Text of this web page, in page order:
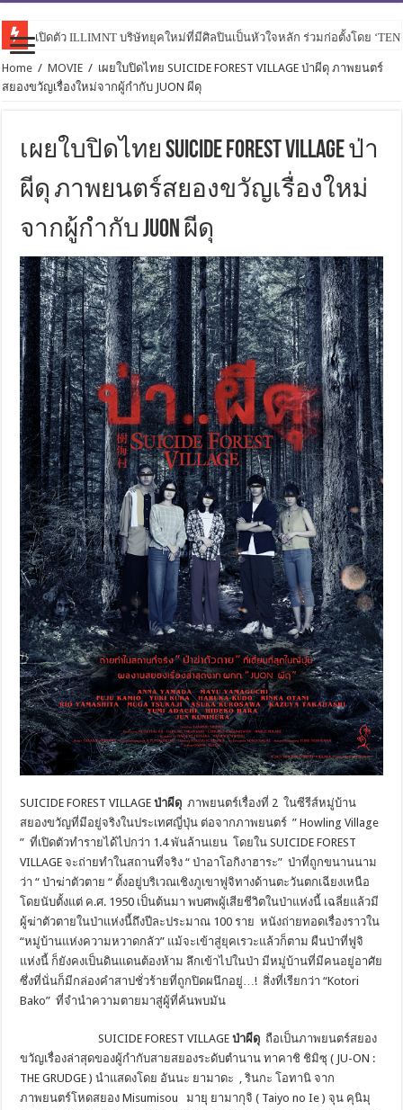
เปิดตัว ILLIMNT บริษัทยุคใหม่ที่มีศิลปินเป็นหัวใจหลัก ร่วมก่อตั้งโดย
Home / MOVIE / เผยใบปิดไทย SUICIDE FOREST VILLAGE ป่าผีดุ ภาพยนตร์
สยองขวัญเรื่องใหม่จากผู้กำกับ JUON ผีดุ
เผยใบปิดไทย SUICIDE FOREST VILLAGE ป่า
ผีดุ ภาพยนตร์สยองขวัญเรื่องใหม่
จากผู้กำกับ JUON ผีดุ
SUICIDE FOREST VILLAGEป่าผีดุ ภาพยนตร์เรื่องที่ 2 ในซีรีส์หมู่บ้าน
สยองขวัญที่มีอยู่จริงในประเทศญี่ปุ่น ต่อจากภาพยนตร์ ” Howling Village
” ที่เปิดตัวทำรายได้ไปกว่า 1.4 พันล้านเยน โดยใน SUICIDE FOREST
VILLAGE จะถ่ายทำในสถานที่จริง “ ป่าอาโอกิงาฮาระ” ป่าที่ถูกขนานนาม
ว่า “ ป่าฆ่าตัวตาย “ ตั้งอยู่บริเวณเชิงภูเขาฟูจิทางด้านตะวันตกเฉียงเหนือ
โดยนับตั้งแต่ ค.ศ. 1950 เป็นต้นมา พบศพผู้เสียชีวิตในป่าแห่งนี้ เฉลี่ยแล้วมี
ผู้ฆ่าตัวตายในป่าแห่งนี้ถึงปีละประมาณ 100 ราย หนังถ่ายทอดเรื่องราวใน
“หมู่บ้านแห่งความหวาดกลัว” แม้จะเข้าสู่ยุคเรวะแล้วก็ตาม ผืนป่าที่ฟูจิ
แห่งนี้ ก็ยังคงเป็นดินแดนต้องห้าม ลึกเข้าไปในป่า มีหมู่บ้านที่มีคนอยู่อาศัย
ซึ่งที่นั่นก็มีกล่องคำสาปชั่วร้ายที่ถูกปิดผนึกอยู่…! สิ่งที่เรียกว่า “Kotori
Bako” ที่จำนำความตายมาสู่ผู้ที่ค้นพบมัน
SUICIDE FOREST VILLAGEป่าผีดุ ถือเป็นภาพยนตร์สยอง
ขวัญเรื่องล่าสุดของผู้กำกับสายสยองระดับตำนาน ทาคาชิ ชิมิซุ ( JU-ON :
THE GRUDGE ) นำแสดงโดย อันนะ ยามาดะ , รินกะ โอทานิ จาก
ภาพยนตร์โหดสยอง Misumisou มายุ ยามากุจิ ( Taiyo no Ie ) จุน คุนิมุ